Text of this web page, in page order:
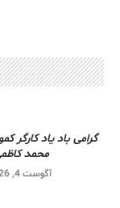
گرامی باد یاد کارگر
محمد
آگوست 4, 2026